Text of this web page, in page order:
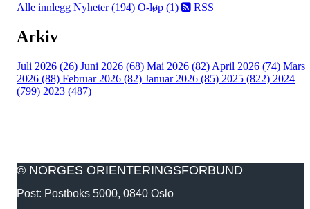
Alle innlegg Nyheter (194) O-løp (1) RSS
Arkiv
Juli 2026 (26) Juni 2026 (68) Mai 2026 (82) April 2026 (74) Mars
2026 (88) Februar 2026 (82) Januar 2026 (85) 2025 (822) 2024
(799) 2023 (487)
© NORGES ORIENTERINGSFORBUND
Post: Postboks 5000, 0840 Oslo